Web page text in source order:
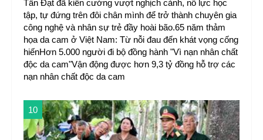
Tấn Đạt đã kiên cường vượt nghịch cảnh, nỗ lực học
tập, tự đứng trên đôi chân mình để trở thành chuyên gia
công nghệ và nhân sự trẻ đầy hoài bão.65 năm thảm
họa da cam ở Việt Nam: Từ nỗi đau đến khát vọng cống
hiếnHơn 5.000 người đi bộ đồng hành "Vì nạn nhân chất
độc da cam"Vận động được hơn 9,3 tỷ đồng hỗ trợ các
nạn nhân chất độc da cam
10